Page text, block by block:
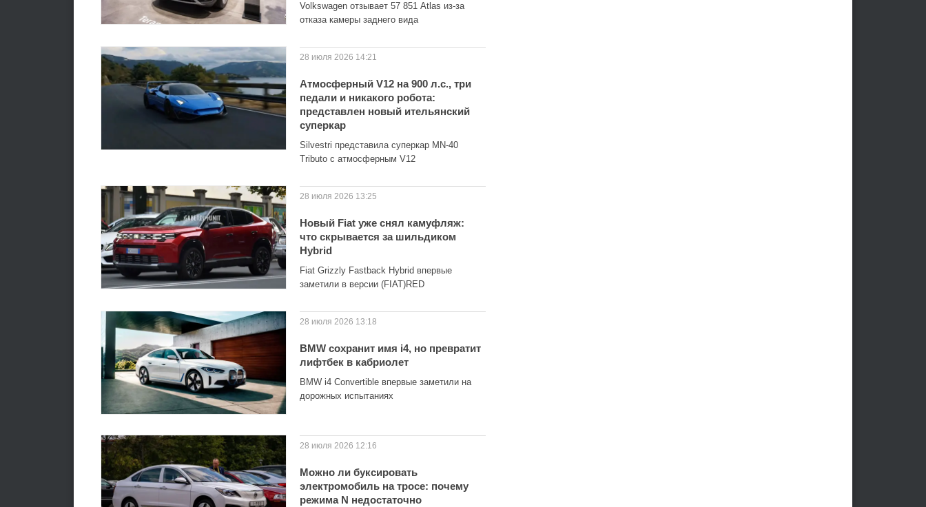
Volkswagen отзывает 57 851 Atlas из-за
отказа камеры заднего вида
28 июля 2026 14:21
Атмосферный V12 на 900 л.с., три
педали и никакого робота:
представлен новый ительянский
суперкар
Silvestri представила суперкар MN-40
Tributo с атмосферным V12
28 июля 2026 13:25
Новый Fiat уже снял камуфляж:
что скрывается за шильдиком
Hybrid
Fiat Grizzly Fastback Hybrid впервые
заметили в версии (FIAT)RED
28 июля 2026 13:18
BMW сохранит имя i4, но превратит
лифтбек в кабриолет
BMW i4 Convertible впервые заметили на
дорожных испытаниях
28 июля 2026 12:16
Можно ли буксировать
электромобиль на тросе: почему
режима N недостаточно